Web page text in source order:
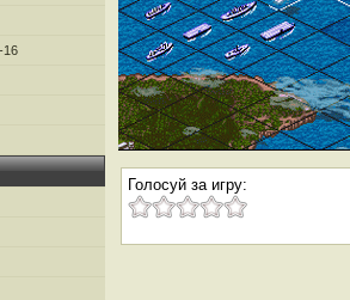
16
Голосуй за игру: